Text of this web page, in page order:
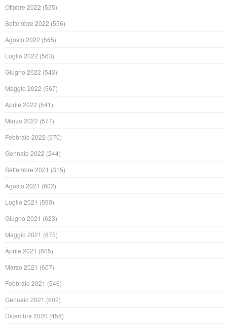
Ottobre 2022 (555)
Settembre 2022 (556)
Agosto 2022 (565)
Luglio 2022 (563)
Giugno 2022 (543)
Maggio 2022 (567)
Aprile 2022 (541)
Marzo 2022 (577)
Febbraio 2022 (570)
Gennaio 2022 (244)
Settembre 2021 (315)
Agosto 2021 (602)
Luglio 2021 (590)
Giugno 2021 (623)
Maggio 2021 (675)
Aprile 2021 (605)
Marzo 2021 (607)
Febbraio 2021 (546)
Gennaio 2021 (602)
Dicembre 2020 (458)